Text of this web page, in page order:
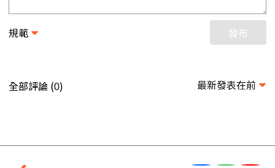
規範 發布
全部評論 (0) 最新發表在前